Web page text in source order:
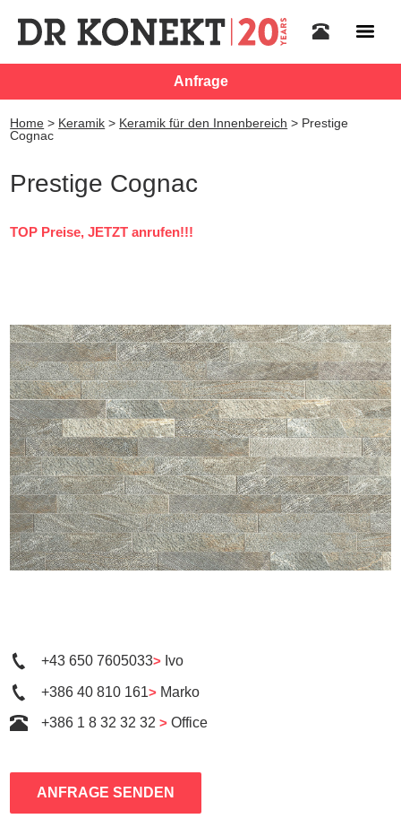
Anfrage
Home > Keramik > Keramik für den Innenbereich > Prestige
Cognac
Prestige Cognac
TOP Preise, JETZT anrufen!!!
+43 650 7605033> Ivo
+386 40 810 161> Marko
+386 1 8 32 32 32> Office
ANFRAGE SENDEN